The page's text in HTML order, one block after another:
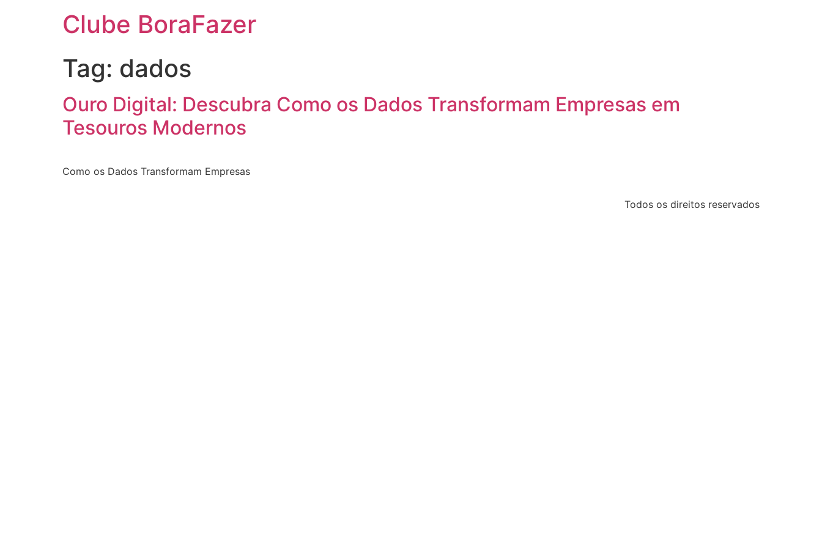
Clube BoraFazer
Tag: dados
Ouro Digital: Descubra Como os Dados Transformam Empresas em
Tesouros Modernos
Como os Dados Transformam Empresas
Todos os direitos reservados